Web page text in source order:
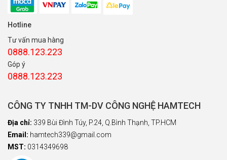
Hotline
Tư vấn mua hàng
0888.123.223
Góp ý
0888.123.223
CÔNG TY TNHH TM-DV CÔNG NGHỆ HAMTECH
Địa chỉ: 339 Bùi Đình Túy, P.24, Q.Bình Thạnh, TP.HCM
Email: hamtech339@gmail.com
MST: 0314349698